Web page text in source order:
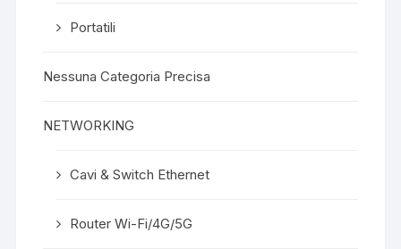
Portatili
Nessuna Categoria Precisa
NETWORKING
Cavi & Switch Ethernet
Router Wi-Fi/4G/5G